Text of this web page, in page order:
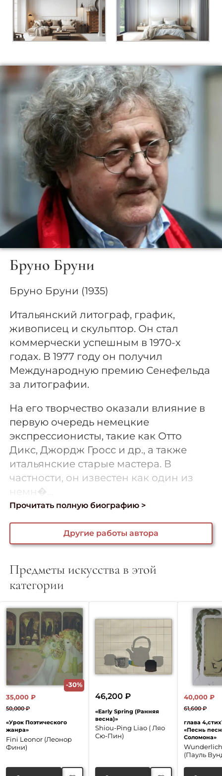
Бруно Бруни
Бруно Бруни (1935)
Итальянский литограф, график,
живописец и скульптор. Он стал
коммерчески успешным в 1970-х
годах. В 1977 году он получил
Международную премию Сенефельда
за литографии.
На его творчество оказали влияние в
первую очередь немецкие
экспрессионисты, такие как Отто
Дикс, Джордж Гросс и др., а также
итальянские старые мастера. В
частности, он известен как один из
немн�...
Прочитать полную биографию >
Другие работы автора
Предметы искусства в этой
категории
-30%
«Урок Поэтического
жанра»
Fini Leonor (Леонор
Фини)
50,000₽
цена
составляла
50,000 ₽.
35,000₽
цена:
35,000 ₽.
«Early Spring (Ранняя
весна)»
Shiou-Ping Liao ( Ляо
Сю-Пин)
46,200 ₽
глава
«Песнь
Соломона»
(Пауль
61,600₽
цена
61,600
40,000 ₽
цена: